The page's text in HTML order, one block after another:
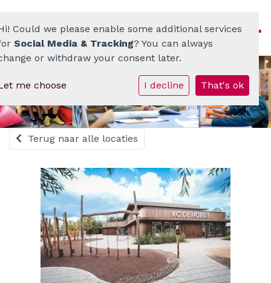
Homepage
ATO-scholenkring
Ons onderwijs
Onze scholen
Werken bij
Documenten • Praktisch
Contact
Terug naar alle locaties
Could we please enable some additional services
Social Media & Tracking? You can always
or withdraw your consent later.
me choose I decline That's ok